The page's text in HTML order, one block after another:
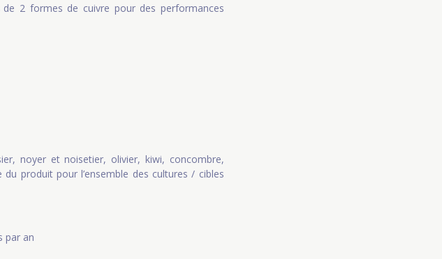
2 formes de cuivre pour des performances
noyer et noisetier, olivier, kiwi, concombre,
produit pour l’ensemble des cultures / cibles
par an